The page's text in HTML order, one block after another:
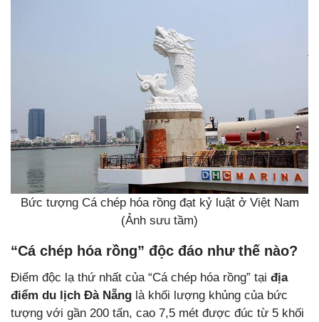
Bức tượng Cá chép hóa rồng đạt kỷ luật ở Việt Nam
(Ảnh sưu tầm)
“Cá chép hóa rồng” độc đáo như thế nào?
Điểm độc lạ thứ nhất của “Cá chép hóa rồng” tại địa
điểm du lịch Đà Nẵng là khối lượng khủng của bức
tượng với gần 200 tấn, cao 7,5 mét được đúc từ 5 khối